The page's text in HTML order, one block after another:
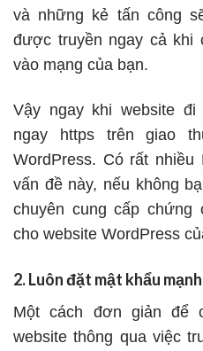
và những kẻ tấn công
được truyền ngay cả khi
vào mạng của bạn.
Vậy ngay khi website
ngay https trên giao
WordPress. Có rất
vấn đề này, nếu không
chuyên cung cấp chứng
cho website WordPress
2. Luôn đặt mật khẩu
Một cách đơn giản để
website thông qua việc